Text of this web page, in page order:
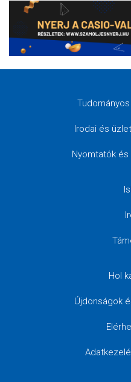
Irodai és
Nyomtatók
Hol
Újdonságok